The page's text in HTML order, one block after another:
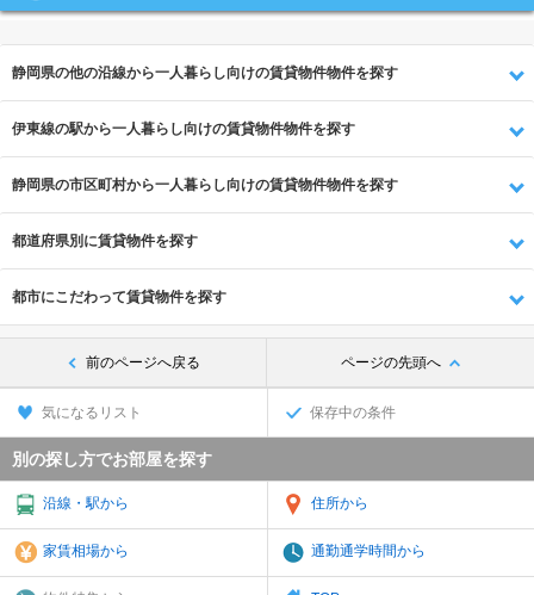
静岡県の他の沿線から一人暮らし向けの賃貸物件物件を探す
伊東線の駅から一人暮らし向けの賃貸物件物件を探す
静岡県の市区町村から一人暮らし向けの賃貸物件物件を探す
都道府県別に賃貸物件を探す
都市にこだわって賃貸物件を探す
前のページへ戻る ページの先頭へ
気になるリスト 保存中の条件
別の探し方でお部屋を探す
沿線・駅から 住所から
家賃相場から 通勤通学時間から